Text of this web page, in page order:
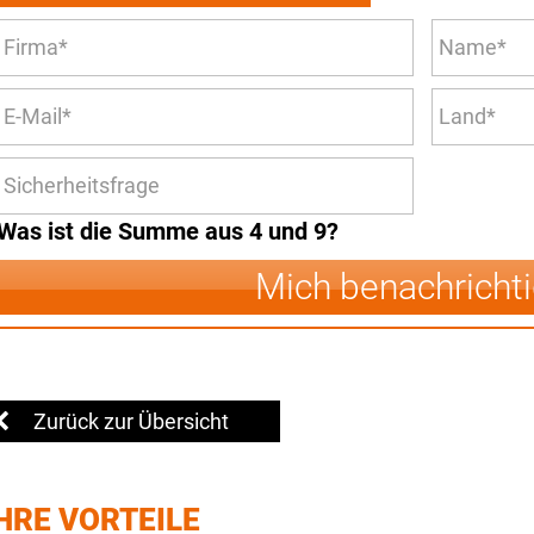
ist die Summe aus 4 und 9?
Mich
Zurück zur Übersicht
VORTEILE